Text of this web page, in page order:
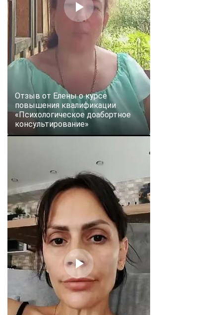
Отзыв от Елены о курсе
повышения квалификации
«Психологическое доабортное
консультирование»